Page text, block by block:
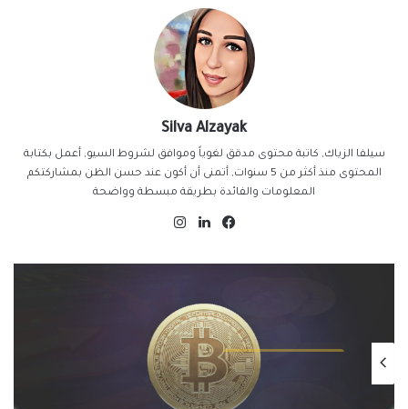
Silva Alzayak
سيلفا الزياك, كاتبة محتوى مدقق لغوياً وموافق لشروط السيو, أعمل بكتابة
المحتوى منذ أكثر من 5 سنوات, أتمنى أن أكون عند حسن الظن بمشاركتكم
المعلومات والفائدة بطريقة مبسطة وواضحة
فيسبوكلينكدإن
اخبار العملات الرقمية
التنظيمات الحكومية الصارمة تُطيح بسوق